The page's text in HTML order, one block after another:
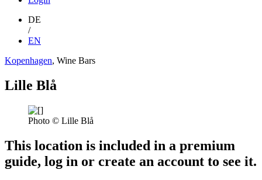
DE
/
EN
Kopenhagen, Wine Bars
Lille Blå
Photo © Lille Blå
This location is included in a premium
guide, log in or create an account to see it.